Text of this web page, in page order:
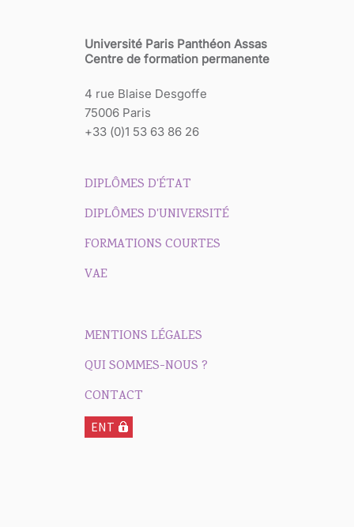
Université Paris Panthéon Assas
Centre de formation permanente
4 rue Blaise Desgoffe
75006 Paris
+33 (0)1 53 63 86 26
DIPLÔMES D'ÉTAT
DIPLÔMES D'UNIVERSITÉ
FORMATIONS COURTES
VAE
MENTIONS LÉGALES
QUI SOMMES-NOUS ?
CONTACT
ENT